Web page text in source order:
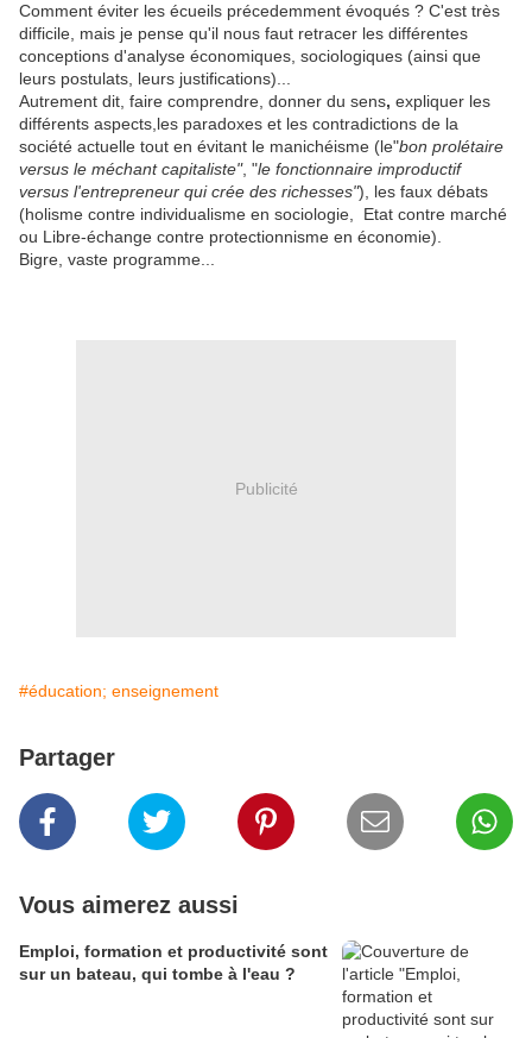
Comment éviter les écueils précedemment évoqués ? C'est très
difficile, mais je pense qu'il nous faut retracer les différentes
conceptions d'analyse économiques, sociologiques (ainsi que
leurs postulats, leurs justifications)...
Autrement dit, faire comprendre, donner du sens, expliquer les
différents aspects,les paradoxes et les contradictions de la
société actuelle tout en évitant le manichéisme (le"bon prolétaire
versus le méchant capitaliste", "le fonctionnaire improductif
versus l'entrepreneur qui crée des richesses"), les faux débats
(holisme contre individualisme en sociologie, Etat contre marché
ou Libre-échange contre protectionnisme en économie).
Bigre, vaste programme...
Publicité
#éducation; enseignement
Partager
Vous aimerez aussi
Emploi, formation et productivité sont
sur un bateau, qui tombe à l'eau ?